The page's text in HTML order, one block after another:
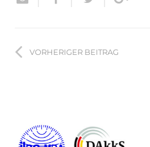
VORHERIGER BEITRAG